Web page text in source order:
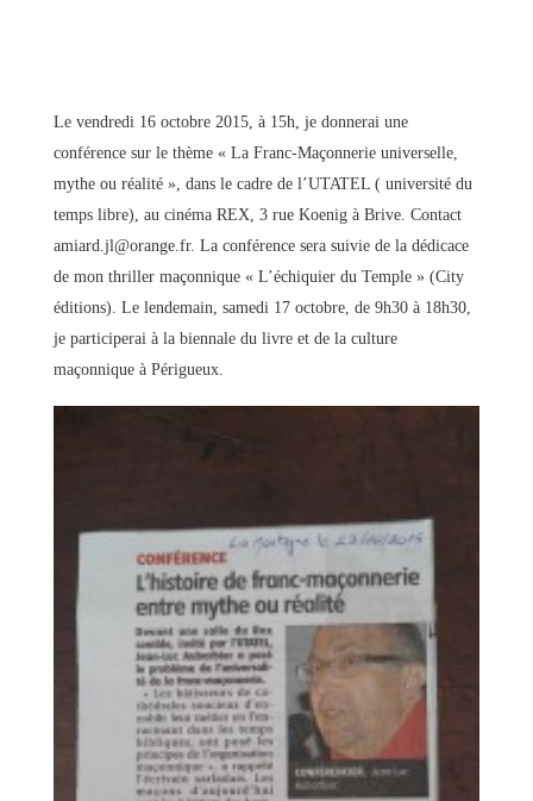
Le vendredi 16 octobre 2015, à 15h, je donnerai une
conférence sur le thème « La Franc-Maçonnerie universelle,
mythe ou réalité », dans le cadre de l’UTATEL ( université du
temps libre), au cinéma REX, 3 rue Koenig à Brive. Contact
amiard.jl@orange.fr. La conférence sera suivie de la dédicace
de mon thriller maçonnique « L’échiquier du Temple » (City
éditions). Le lendemain, samedi 17 octobre, de 9h30 à 18h30,
je participerai à la biennale du livre et de la culture
maçonnique à Périgueux.